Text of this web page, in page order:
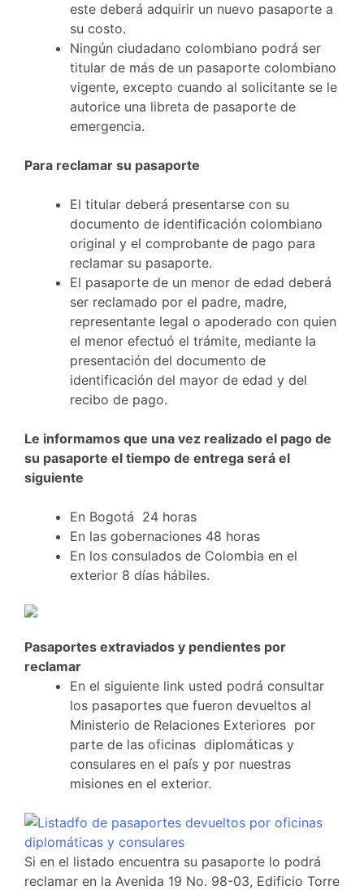
este deberá adquirir un nuevo pasaporte a
su costo.
Ningún ciudadano colombiano podrá ser
titular de más de un pasaporte colombiano
vigente, excepto cuando al solicitante se le
autorice una libreta de pasaporte de
emergencia.
Para reclamar su pasaporte
El titular deberá presentarse con su
documento de identificación colombiano
original y el comprobante de pago para
reclamar su pasaporte.
El pasaporte de un menor de edad deberá
ser reclamado por el padre, madre,
representante legal o apoderado con quien
el menor efectuó el trámite, mediante la
presentación del documento de
identificación del mayor de edad y del
recibo de pago.
Le informamos que una vez realizado el pago de
su pasaporte el tiempo de entrega será el
siguiente
En Bogotá 24 horas
En las gobernaciones 48 horas
En los consulados de Colombia en el
exterior 8 días hábiles.
Pasaportes extraviados y pendientes por
reclamar
En el siguiente link usted podrá consultar
los pasaportes que fueron devueltos al
Ministerio de Relaciones Exteriores por
parte de las oficinas diplomáticas y
consulares en el país y por nuestras
misiones en el exterior.
Si en el listado encuentra su pasaporte lo podrá
reclamar en la Avenida 19 No. 98-03, Edificio Torre